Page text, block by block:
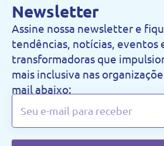
Newsletter
Assine nossa newsletter e
tendências, notícias, eventos
transformadoras que
mais inclusiva nas
mail abaixo: